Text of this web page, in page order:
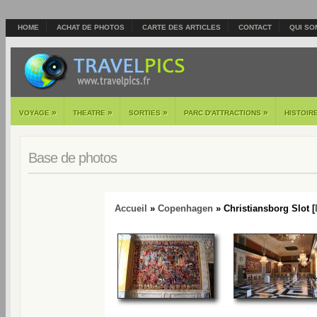
HOME ACHAT DE PHOTOS CARTE DES ARTICLES CONTACT QUI
VOYAGE » THEATRE » SORTIES » PARC D'ATTRACTIONS »
Base de photos
Accueil » Copenhagen» Christiansborg Slot [